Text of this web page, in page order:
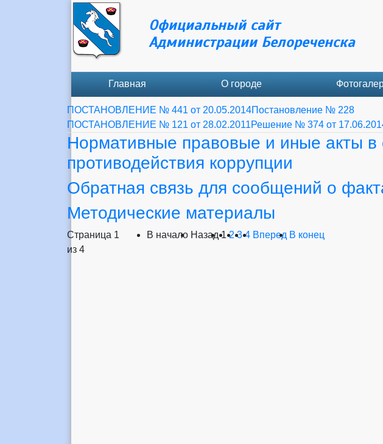
Официальный сайт
Администрации Белореченска
Главная О городе
ПОСТАНОВЛЕНИЕ № 441 от 20.05.2014Постановление № 228
ПОСТАНОВЛЕНИЕ № 121 от 28.02.2011Решение № 374 от
Нормативные правовые и иные акты
противодействия коррупции
Обратная связь для сообщений о
Методические материалы
Страница 1
из 4
В начало Назад 1 2 3 4 Вперед В конец